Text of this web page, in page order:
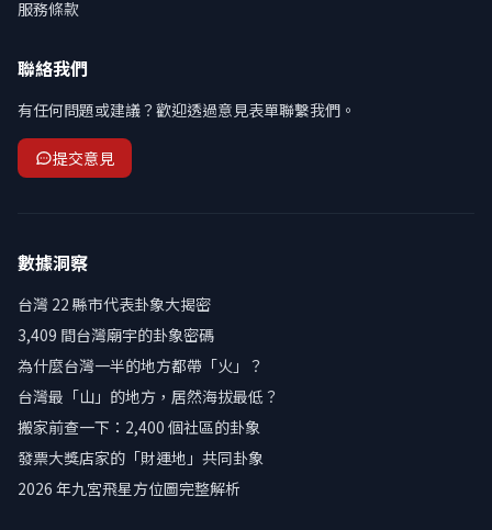
服務條款
聯絡我們
有任何問題或建議？歡迎透過意見表單聯繫我們。
提交意見
數據洞察
台灣 22 縣市代表卦象大揭密
3,409 間台灣廟宇的卦象密碼
為什麼台灣一半的地方都帶「火」？
台灣最「山」的地方，居然海拔最低？
搬家前查一下：2,400 個社區的卦象
發票大獎店家的「財運地」共同卦象
2026 年九宮飛星方位圖完整解析